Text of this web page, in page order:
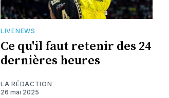
LIVENEWS
Ce qu'il faut retenir des 24
dernières heures
LA RÉDACTION
26 mai 2025